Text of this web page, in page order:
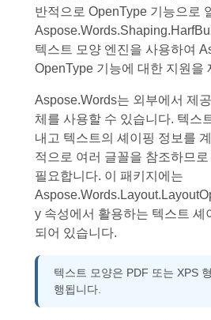
반적으로 OpenType 기능으로
텍스트 모양 엔진을 사용하여
OpenType 기능에 대한 지원을
Aspose.Words는 외부에서 제
체를 사용할 수 있습니다. 텍스
내고 텍스트의 셰이핑 정보를
적으로 여러 글꼴을 참조하므
필요합니다. 이 패키지에는
y 속성에서 활용하는 텍스트 셰
되어 있습니다.
텍스트 모양은 PDF 또는 XPS
행됩니다.